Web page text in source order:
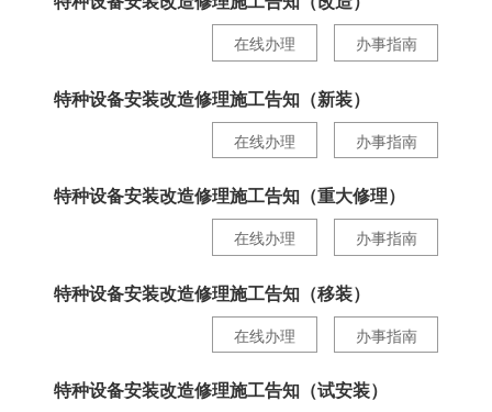
办事指南
在线办理
特种设备安装改造修理施工告知（新装）
办事指南
在线办理
特种设备安装改造修理施工告知（重大修理）
办事指南
在线办理
特种设备安装改造修理施工告知（移装）
办事指南
在线办理
特种设备安装改造修理施工告知（试安装）